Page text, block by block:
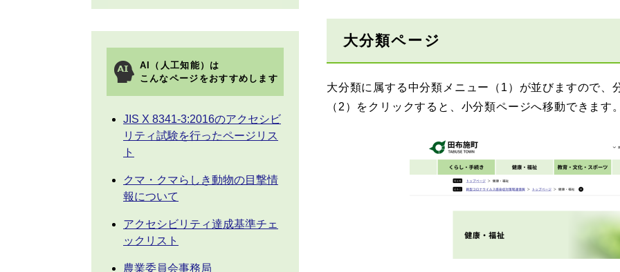
大分類ページ
大分類に属する中分類メニュー（1）が並びますので、
（2）をクリックすると、小分類ページへ移動できます
AI（人工知能）は
こんなページをおすすめします
JIS X 8341-3:2016のアクセシビ
リティ試験を行ったページリス
ト
クマ・クマらしき動物の目撃情
報について
アクセシビリティ達成基準チェ
ックリスト
農業委員会事務局